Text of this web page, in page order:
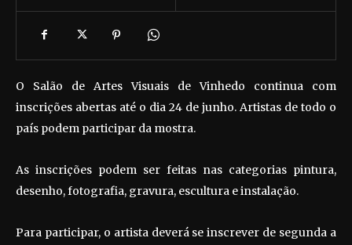
O Salão de Artes Visuais de Vinhedo continua com
inscrições abertas até o dia 24 de junho. Artistas de todo o
país podem participar da mostra.
As inscrições podem ser feitas nas categorias pintura,
desenho, fotografia, gravura, escultura e instalação.
Para participar, o artista deverá se inscrever de segunda a